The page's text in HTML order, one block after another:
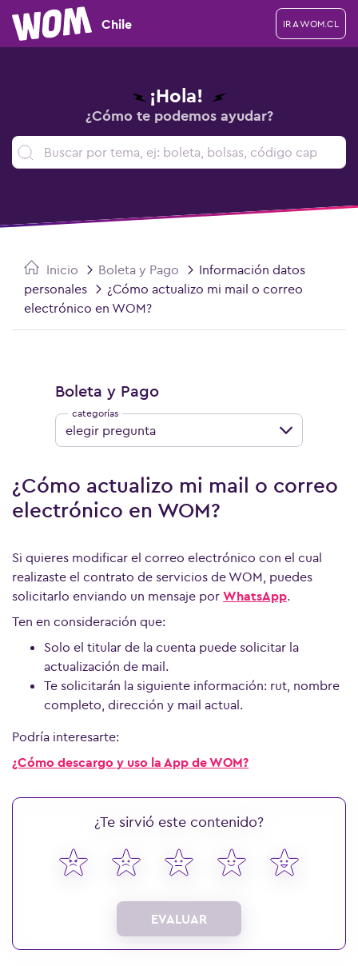
Chile IR A WOM.CL
¡Hola!
¿Cómo te podemos ayudar?
Inicio Boleta y Pago
Información datos
personales
¿Cómo actualizo mi mail o correo
electrónico en WOM?
¿Cómo actualizo mi mail o correo
electrónico en WOM?
Si quieres modificar el correo electrónico con el cual
realizaste el contrato de servicios de WOM, puedes
solicitarlo enviando un mensaje por WhatsApp.
Ten en consideración que:
Solo el titular de la cuenta puede solicitar la
actualización de mail.
Te solicitarán la siguiente información: rut, nombre
completo, dirección y mail actual.
Podría interesarte:
¿Cómo descargo y uso la App de WOM?
¿Te sirvió este contenido?
EVALUAR
Boleta y Pago
elegir pregunta
Ver más preguntas